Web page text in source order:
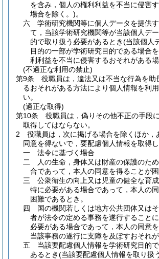
を含み，個人の権利利益を不当に侵害
場合を除く。)。
六
学術研究機関等に個人データを提供
て，当該学術研究機関等が当該個人デ
的で取り扱う必要があるとき(当該個人
目的の一部が学術研究目的である場合
利利益を不当に侵害するおそれがある
(不適正な利用の禁止)
第9条
役職員は，違法又は不当な行為を助
るおそれがある方法により個人情報を利
い。
(適正な取得)
第10条
役職員は，偽りその他不正の手段
取得してはならない。
2
役職員は，次に掲げる場合を除くほか，
同意を得ないで，要配慮個人情報を取得し
一
法令に基づく場合
二
人の生命，身体又は財産の保護のた
合であって，本人の同意を得ることが困
三
公衆衛生の向上又は児童の健全な育
特に必要がある場合であって，本人の
困難であるとき。
四
国の機関若しくは地方公共団体又は
者が法令の定める事務を遂行すること
必要がある場合であって，本人の同意
当該事務の遂行に支障を及ぼすおそれが
五
当該要配慮個人情報を学術研究目的
あるとき(当該要配慮個人情報を取り扱